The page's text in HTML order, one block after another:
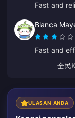
Fast and
Blanca
Fast and
全民
ULASAN ANDA